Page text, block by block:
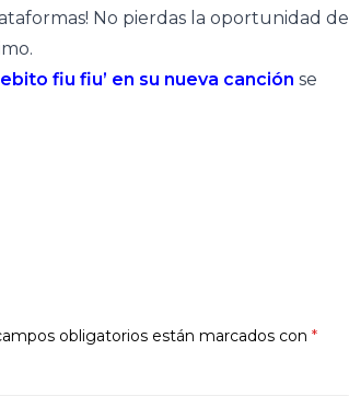
No pierdas la oportunidad de
fiu fiu’ en su nueva canción se
obligatorios están marcados con *